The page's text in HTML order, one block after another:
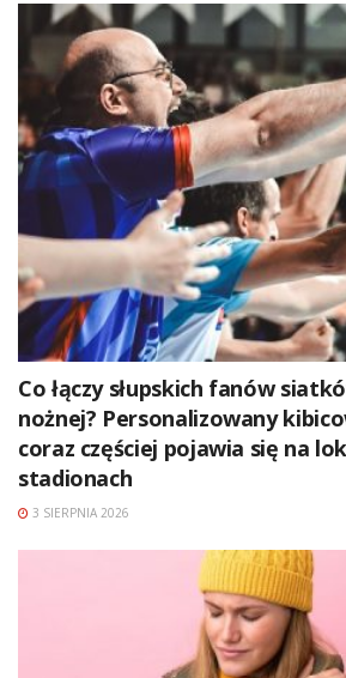
Co łączy słupskich fanów
nożnej? Personalizowany
coraz częściej pojawia się na
stadionach
3 SIERPNIA 2026